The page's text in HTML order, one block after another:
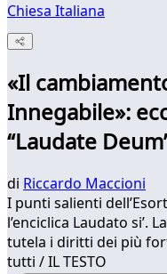
Chiesa Italiana
«Il
Innegabile»:
“Laudate
di Riccardo Maccioni
I punti salienti
l’enciclica Laudato si’.
tutela i diritti dei più
tutti / IL TESTO